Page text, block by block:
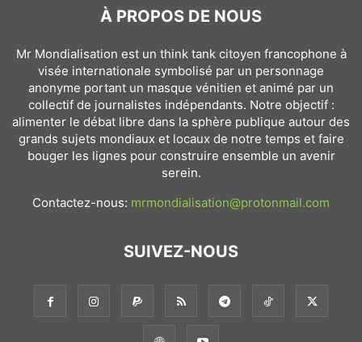
À PROPOS DE NOUS
Mr Mondialisation est un think tank citoyen francophone à
visée internationale symbolisé par un personnage
anonyme portant un masque vénitien et animé par un
collectif de journalistes indépendants. Notre objectif :
alimenter le débat libre dans la sphère publique autour des
grands sujets mondiaux et locaux de notre temps et faire
bouger les lignes pour construire ensemble un avenir
serein.
Contactez-nous: mrmondialisation@protonmail.com
SUIVEZ-NOUS